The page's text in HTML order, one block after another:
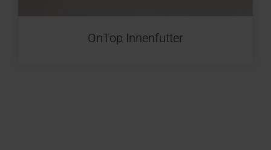
OnTop Innenfutter